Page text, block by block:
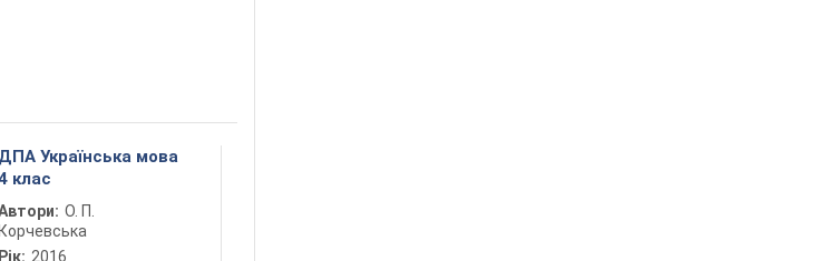
ДПА Українська мова
клас
О. П.
Корчевська
Рік: 2016